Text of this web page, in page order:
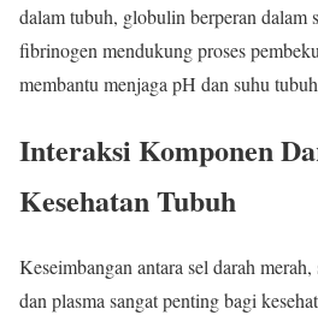
dalam tubuh, globulin berperan dalam
fibrinogen mendukung proses
membantu menjaga pH dan suhu
Interaksi Komponen
Kesehatan Tubuh
Keseimbangan antara sel darah
dan plasma sangat penting bagi